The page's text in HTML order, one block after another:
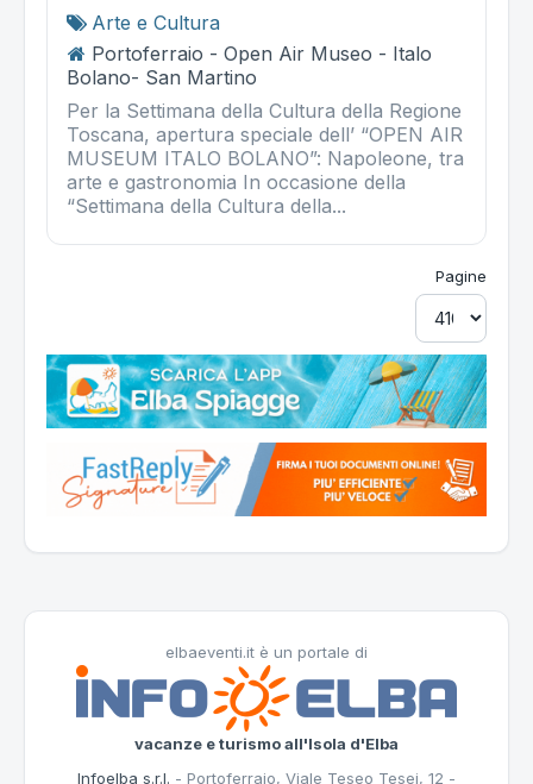
Arte e Cultura
Portoferraio - Open Air Museo - Italo
Bolano- San Martino
Per la Settimana della Cultura della Regione
Toscana, apertura speciale dell’ “OPEN AIR
MUSEUM ITALO BOLANO”: Napoleone, tra
arte e gastronomia In occasione della
“Settimana della Cultura della...
Pagine
elbaeventi.it è un portale di
vacanze e turismo all'Isola d'Elba
Infoelba s.r.l. - Portoferraio, Viale Teseo Tesei, 12 -